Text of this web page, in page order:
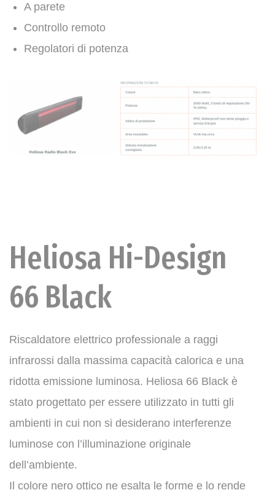
A parete
Controllo remoto
Regolatori di potenza
Heliosa Hi-Design
66 Black
Riscaldatore elettrico professionale a raggi
infrarossi dalla massima capacità calorica e una
ridotta emissione luminosa.​ Heliosa 66 Black è
stato progettato per essere utilizzato in tutti gli
ambienti in cui non si desiderano interferenze
luminose con l’illuminazione originale
dell’ambiente.​
Il colore nero ottico ne esalta le forme e lo rende